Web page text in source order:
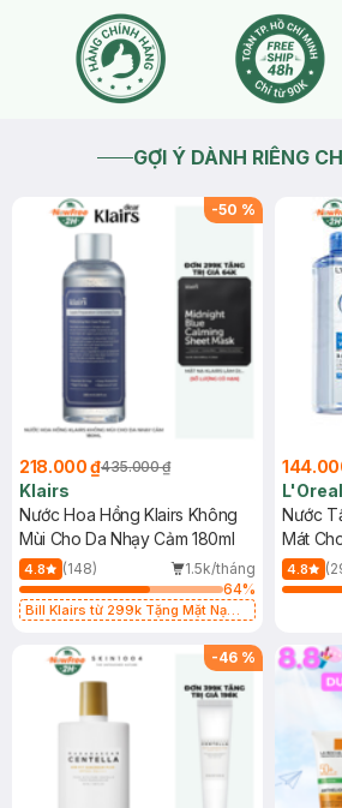
Dạ chào bạn, cảm ơn bạn đã quan
Hasaki ạ. Về vấn đề bạn gặp phải,
thêm thông tin hoặc hình ảnh sản
hỗ trợ bạn tốt nhất nhé. Bạn có thể
(Nhánh 3: Sản phẩm) hoặc nhắn tin
vấn chi tiết hơn ạ.
GỢI Ý DÀNH RIÊNG
-50 %
218.000 ₫435.000 ₫
Klairs
Nước Hoa Hồng Klairs Không
Mùi Cho Da Nhạy Cảm 180ml
4.8 (148)
1.5k/tháng
64%
Bill Klairs từ 299k Tặng Mặt Nạ
25ml (SL Có Hạn)
L'Oreal
Nước
Mát
400ml
4.8
-46 %